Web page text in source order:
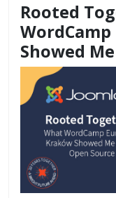
Rooted
Showed